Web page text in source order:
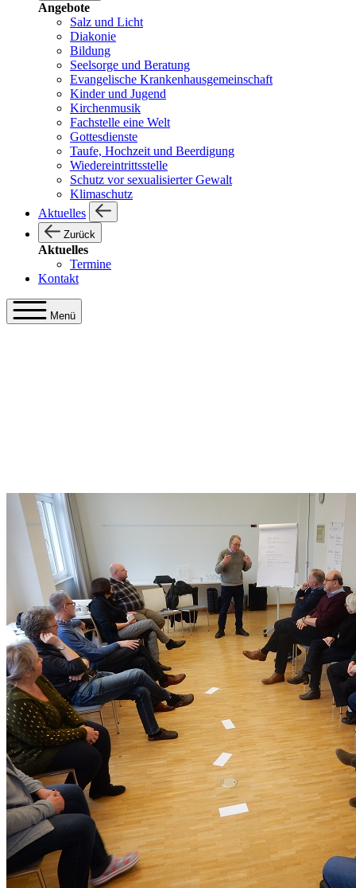
Angebote
Salz und Licht
Diakonie
Bildung
Seelsorge und Beratung
Evangelische Krankenhausgemeinschaft
Kinder und Jugend
Kirchenmusik
Fachstelle eine Welt
Gottesdienste
Taufe, Hochzeit und Beerdigung
Wiedereintrittsstelle
Schutz vor sexualisierter Gewalt
Klimaschutz
Aktuelles
Zurück
Aktuelles
Termine
Kontakt
Menü